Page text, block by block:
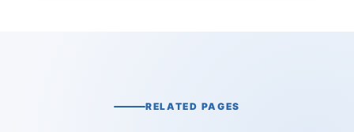
RELATED PAGES